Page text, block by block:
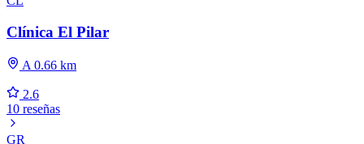
Clínica El Pilar
A 0.66 km
2.6
10 reseñas
GR